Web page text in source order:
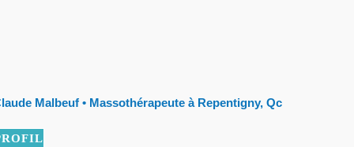
Malbeuf • Massothérapeute à Repentigny, Qc